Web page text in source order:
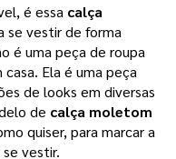
é essa calça
se vestir de forma
é uma peça de roupa
Ela é uma peça
de looks em diversas
de calça moletom
quiser, para marcar a
vestir.